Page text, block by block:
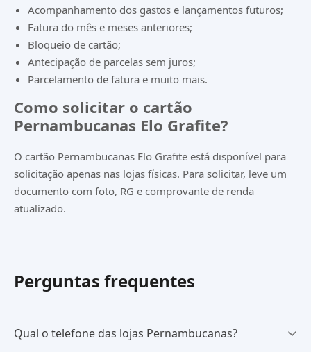
Acompanhamento dos gastos e lançamentos futuros;
Fatura do mês e meses anteriores;
Bloqueio de cartão;
Antecipação de parcelas sem juros;
Parcelamento de fatura e muito mais.
Como solicitar o cartão
Pernambucanas Elo Grafite?
O cartão Pernambucanas Elo Grafite está disponível para
solicitação apenas nas lojas físicas. Para solicitar, leve um
documento com foto, RG e comprovante de renda
atualizado.
Perguntas frequentes
Qual o telefone das lojas Pernambucanas?